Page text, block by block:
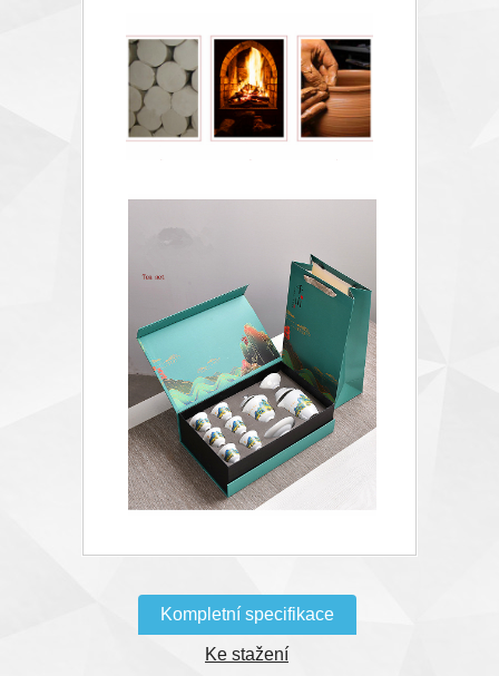
Kompletní specifikace
Ke stažení